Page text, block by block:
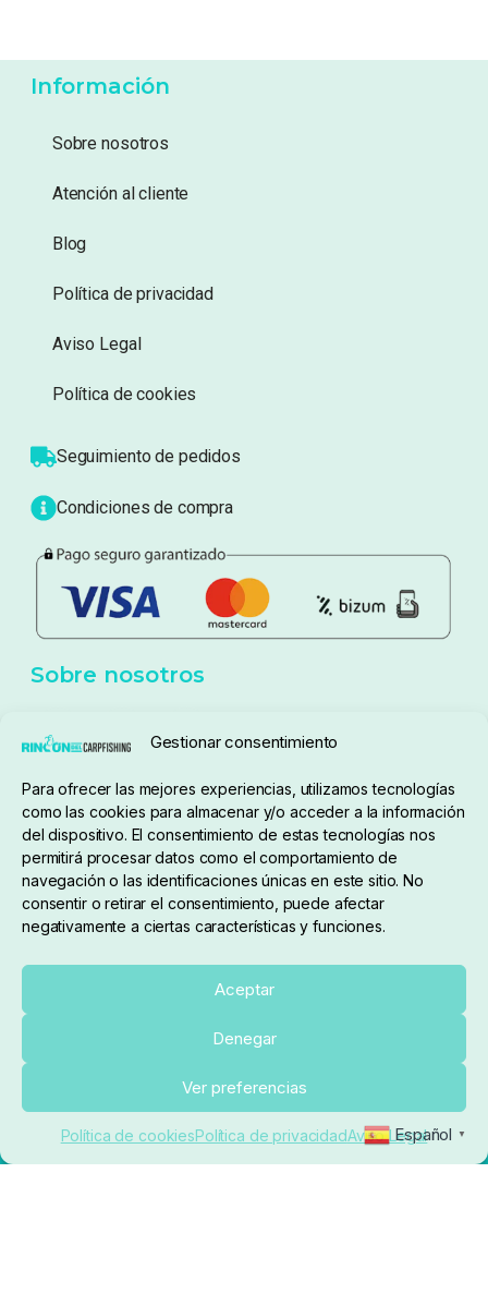
Gestionar consentimiento
Para ofrecer las mejores experiencias, utilizamos tecnologías
como las cookies para almacenar y/o acceder a la información
del dispositivo. El consentimiento de estas tecnologías nos
permitirá procesar datos como el comportamiento de
navegación o las identificaciones únicas en este sitio. No
consentir o retirar el consentimiento, puede afectar
negativamente a ciertas características y funciones.
Aceptar
Denegar
Ver preferencias
Política de cookiesPolítica de privacidadAviso Legal
Información
Sobre nosotros
Atención al cliente
Blog
Política de privacidad
Aviso Legal
Política de cookies
Seguimiento de pedidos
Condiciones de compra
Sobre nosotros
pedidos@elrincondelcarpfishing.com
910 824 923
Lunes a Viernes de 10:00 a 14:00 horas y 17:00 a
20:00
Paseo de Guadalajara, 36. Local 3. 28702. San
reservados.
Ecommerce conectado con Kiby ERP
Español ▼